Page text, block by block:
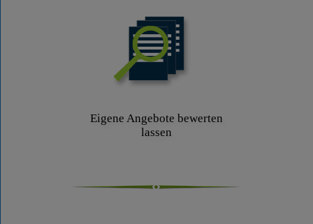
Eigene Angebote bewerten
lassen